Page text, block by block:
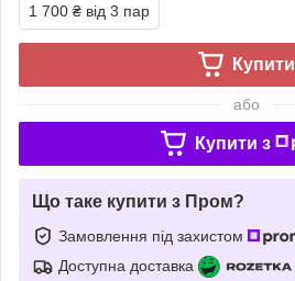
1 700 ₴ від 3 пар
Купити
або
Купити з
Що таке купити з Пром?
Замовлення під захистом
Доступна доставка